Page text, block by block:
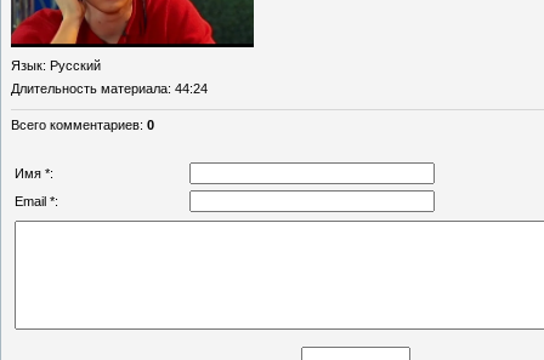
Язык: Русский
Длительность материала: 44:24
Всего комментариев: 0
Имя *:
Email *: